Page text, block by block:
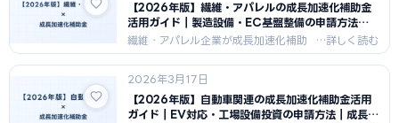
100億円を目指す成長計画の組み立て
方を紹介します。
【2026年版】繊維・アパレルの成長加速化補助金
活用ガイド｜製造設備・EC基盤整備の申請方法｜
成長加速化補助金ナビ
繊維・アパレル企業が成長加速化補助
金で製造設備投資・EC基盤強化・海外
展開を行うための申請戦略を解説。ア
パレル業が100億円成長を目指す戦略
シナリオと、採択されるための計画書
の特徴を紹介します。
2026年3月17日
【2026年版】自動車関連の成長加速化補助金活用
ガイド｜EV対応・工場設備投資の申請方法｜成長加